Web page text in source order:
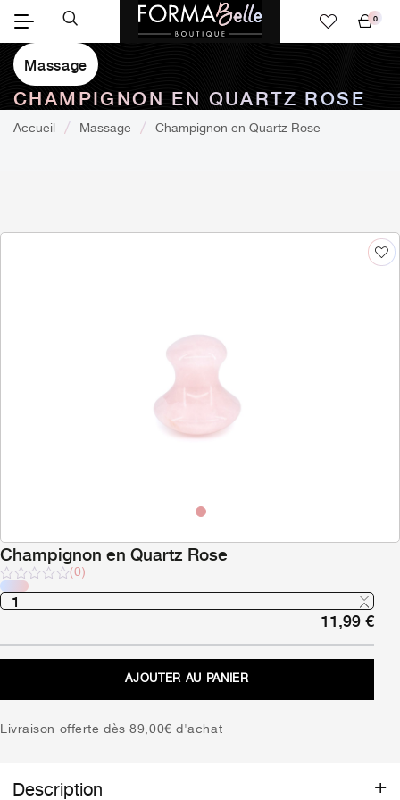
panier
0
Massage
CHAMPIGNON EN QUARTZ ROSE
Accueil Massage Champignon en Quartz Rose
Champignon en Quartz Rose
Note
sur
(0)
11,99€
AJOUTER AU PANIER
Livraison offerte dès 89,00€ d'achat
Description